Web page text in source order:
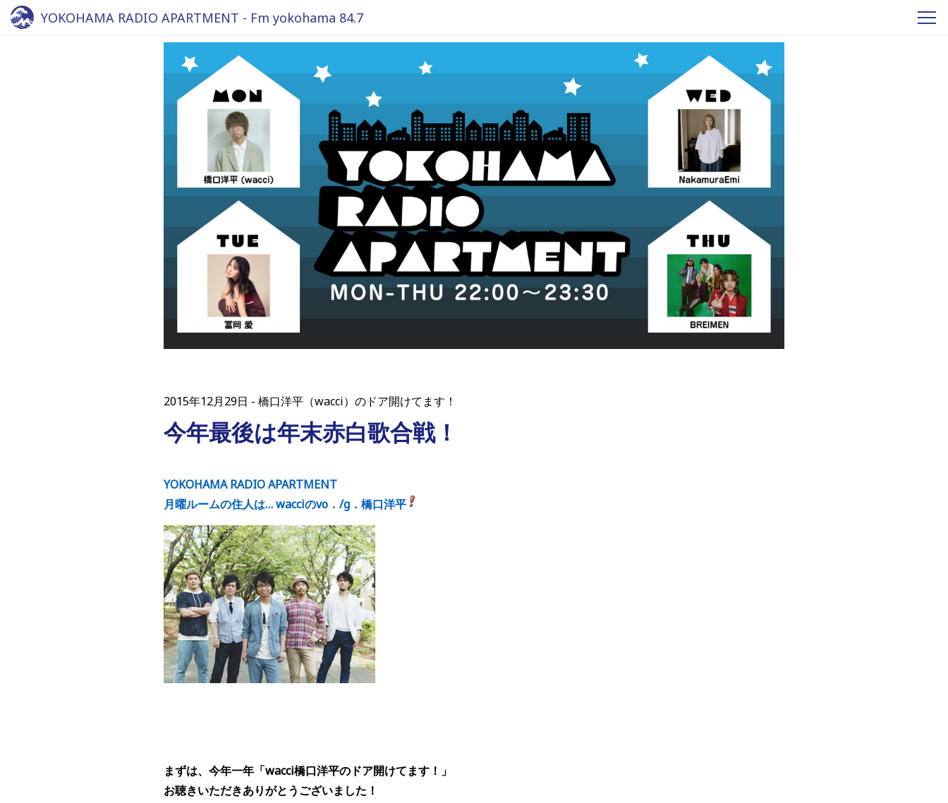
YOKOHAMA RADIO APARTMENT - Fm yokohama 84.7
2015年12月29日 橋口洋平（wacci）のドア開けてます！
今年最後は年末赤白歌合戦！
YOKOHAMA RADIO APARTMENT
月曜ルームの住人は… wacciのvo．/g．橋口洋平
まずは、今年一年「wacci橋口洋平のドア開けてます！」
お聴きいただきありがとうございました！